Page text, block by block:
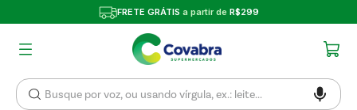
FRETE GRÁTIS a partir de R$299